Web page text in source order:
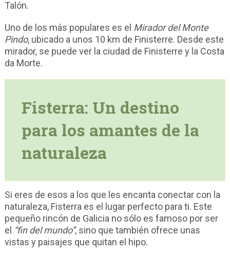
Talón.
Uno de los más populares es el Mirador del Monte
Pindo, ubicado a unos 10 km de Finisterre. Desde este
mirador, se puede ver la ciudad de Finisterre y la Costa
da Morte.
Fisterra: Un destino
para los amantes de la
naturaleza
Si eres de esos a los que les encanta conectar con la
naturaleza, Fisterra es el lugar perfecto para ti. Este
pequeño rincón de Galicia no sólo es famoso por ser
el “fin del mundo”, sino que también ofrece unas
vistas y paisajes que quitan el hipo.